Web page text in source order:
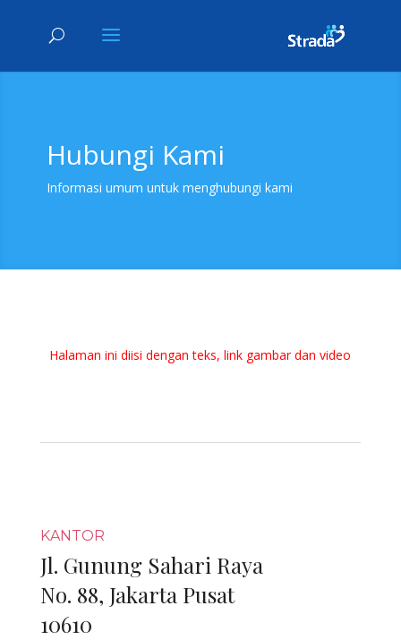
Hubungi Kami
Informasi umum untuk menghubungi kami
Halaman ini diisi dengan teks, link gambar dan video
KANTOR
Jl. Gunung Sahari Raya
No. 88, Jakarta Pusat
10610